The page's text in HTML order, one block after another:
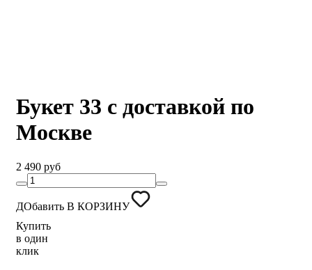
Букет 33 с доставкой по
Москве
2 490 руб
ДОбавить В КОРЗИНУ
Купить
в один
клик